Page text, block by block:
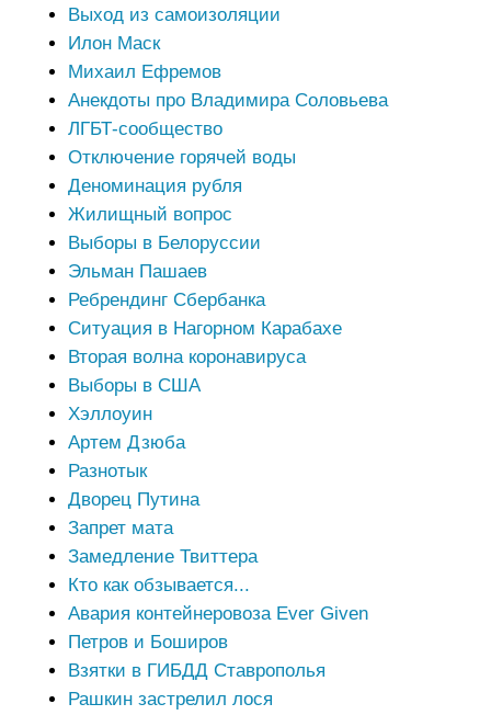
Выход из самоизоляции
Илон Маск
Михаил Ефремов
Анекдоты про Владимира Соловьева
ЛГБТ-сообщество
Отключение горячей воды
Деноминация рубля
Жилищный вопрос
Выборы в Белоруссии
Эльман Пашаев
Ребрендинг Сбербанка
Ситуация в Нагорном Карабахе
Вторая волна коронавируса
Выборы в США
Хэллоуин
Артем Дзюба
Разнотык
Дворец Путина
Запрет мата
Замедление Твиттера
Кто как обзывается...
Авария контейнеровоза Ever Given
Петров и Боширов
Взятки в ГИБДД Ставрополья
Рашкин застрелил лося